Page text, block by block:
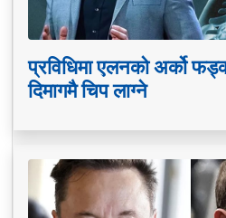
प्रविधिमा एलनको अर्को
दिमागमै चिप लाग्ने